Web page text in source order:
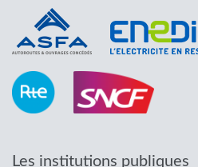
Les institutions publiques